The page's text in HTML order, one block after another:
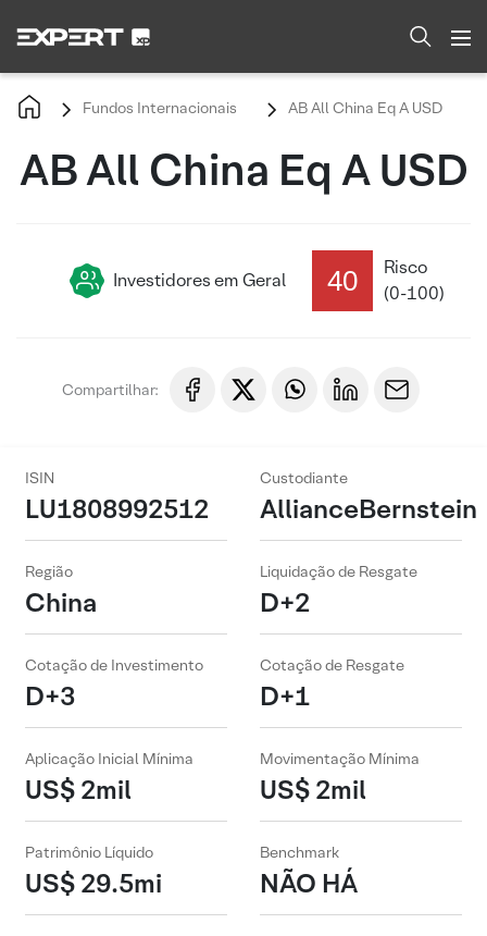
Fundos Internacionais AB All China Eq A USD
AB All China Eq A USD
Investidores em Geral 40
Risco
(0-100)
Compartilhar:
ISIN
LU1808992512
Custodiante
AllianceBernstein
Região
China
Liquidação de Resgate
D+2
Cotação de Investimento
D+3
Cotação de Resgate
D+1
Aplicação Inicial Mínima
US$ 2mil
Movimentação Mínima
US$ 2mil
Patrimônio Líquido
US$ 29.5mi
Benchmark
NÃO HÁ